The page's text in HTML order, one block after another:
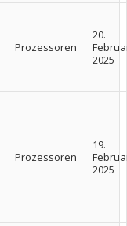
Prozessoren
20.
2025
Prozessoren
19.
2025